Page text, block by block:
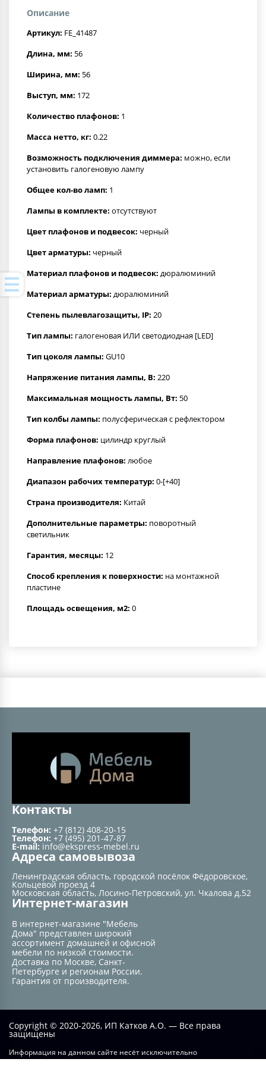
Описание
Артикул: FE_41487
Длина, мм: 56
Ширина, мм: 56
Выступ, мм: 172
Количество плафонов: 1
Масса нетто, кг: 0.22
Возможность подключения диммера: можно, если
установить галогеновую лампу
Общее кол-во ламп: 1
Лампы в комплекте: отсутствуют
Цвет плафонов и подвесок: черный
Цвет арматуры: черный
Материал плафонов и подвесок: дюралюминий
Материал арматуры: дюралюминий
Степень пылевлагозащиты, IP: 20
Тип лампы: галогеновая ИЛИ светодиодная [LED]
Тип цоколя лампы: GU10
Напряжение питания лампы, В: 220
Максимальная мощность лампы, Вт: 50
Тип колбы лампы: полусферическая с рефлектором
Форма плафонов: цилиндр круглый
Направление плафонов: любое
Диапазон рабочих температур: 0-[+40]
Страна производителя: Китай
Дополнительные параметры: поворотный
светильник
Гарантия, месяцы: 12
Способ крепления к поверхности: на монтажной
пластине
Площадь освещения, м2: 0
Контакты
Телефон: +7 (812) 408-20-15
Телефон: +7 (495) 201-47-87
E-mail: info@ekspress-mebel.ru
Адреса самовывоза
Ленинградская область, городской посёлок Фёдоровское,
Кольцевой проезд 4
Московская область, Лосино-Петровский, ул. Чкалова д.52
Интернет-магазин
В интернет-магазине "Мебель
Дома" представлен широкий
ассортимент домашней и офисной
мебели по низкой стоимости.
Доставка по Москве, Санкт-
Петербурге и регионам России.
Гарантия от производителя.
Copyright © 2020-2026, ИП Катков А.О. — Все права
защищены
Информация на данном сайте несёт исключительно